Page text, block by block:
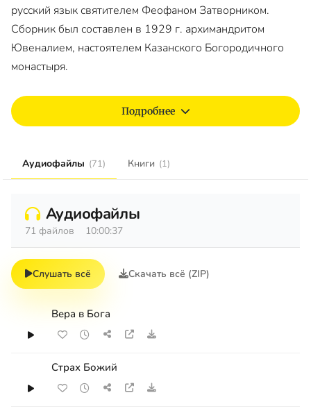
русский язык святителем Феофаном Затворником.
Сборник был составлен в 1929 г. архимандритом
Ювеналием, настоятелем Казанского Богородичного
монастыря.
Подробнее
Аудиофайлы (71) Книги (1)
Аудиофайлы
71 файлов 10:00:37
Слушать всё Скачать всё (ZIP)
Вера в Бога
Страх Божий